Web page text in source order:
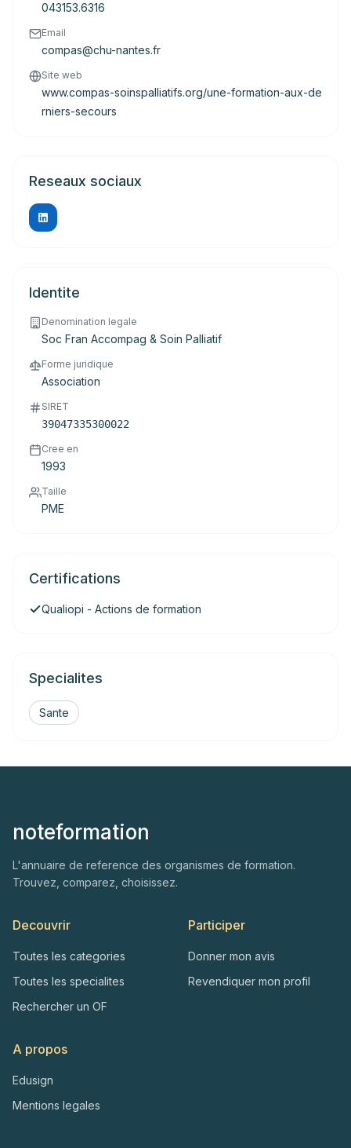
043153.6316
Email
compas@chu-nantes.fr
Site web
www.compas-soinspalliatifs.org/une-formation-aux-de
rniers-secours
Reseaux sociaux
Identite
Denomination legale
Soc Fran Accompag & Soin Palliatif
Forme juridique
Association
SIRET
39047335300022
Cree en
1993
Taille
PME
Certifications
Qualiopi - Actions de formation
Specialites
Sante
noteformation
L'annuaire de reference des organismes de formation.
Trouvez, comparez, choisissez.
Decouvrir
Toutes les categories
Toutes les specialites
Rechercher un OF
Participer
Donner mon avis
Revendiquer mon profil
A propos
Edusign
Mentions legales